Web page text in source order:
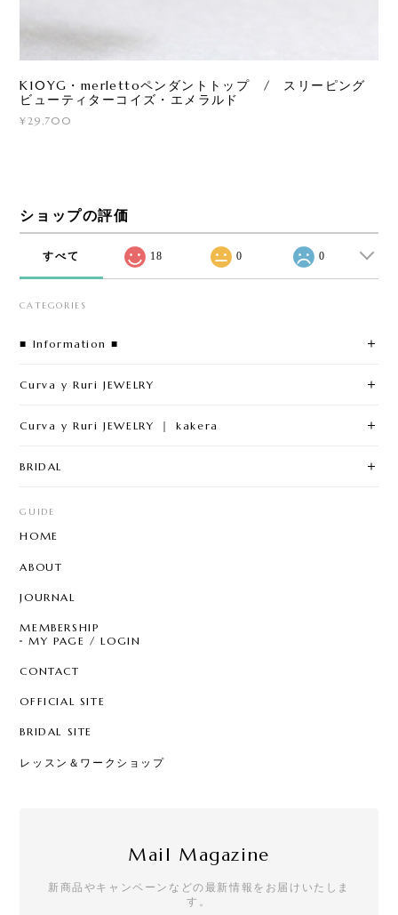
K10YG・merlettoペンダントトップ / スリーピング
ビューティターコイズ・エメラルド
¥29,700
ショップの評価
すべて 18 0 0
CATEGORIES
■ Information ■
Curva y Ruri JEWELRY
Curva y Ruri JEWELRY ｜ kakera
BRIDAL
GUIDE
HOME
ABOUT
JOURNAL
MEMBERSHIP
MY PAGE / LOGIN
CONTACT
OFFICIAL SITE
BRIDAL SITE
レッスン＆ワークショップ
Mail Magazine
新商品やキャンペーンなどの最新情報をお届けいたしま
す。